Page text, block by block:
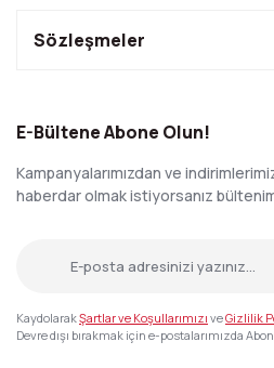
Sözleşmeler
E-Bültene Abone Olun!
Kampanyalarımızdan ve
haberdar olmak istiyorsanız
KaydolarakŞartlar ve Koşullarımızı veGizlilik
Devre dışı bırakmak için e-postalarımızda